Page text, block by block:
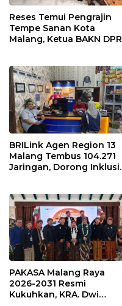
Reses Temui Pengrajin
Tempe Sanan Kota
Malang, Ketua BAKN DPR
Bahan Baku Utama
Kedelai
BRILink Agen Region 13
Malang Tembus 104.271
Jaringan, Dorong Inklusi
PAKASA Malang Raya
2026-2031 Resmi
Kukuhkan, KRA. Dwi